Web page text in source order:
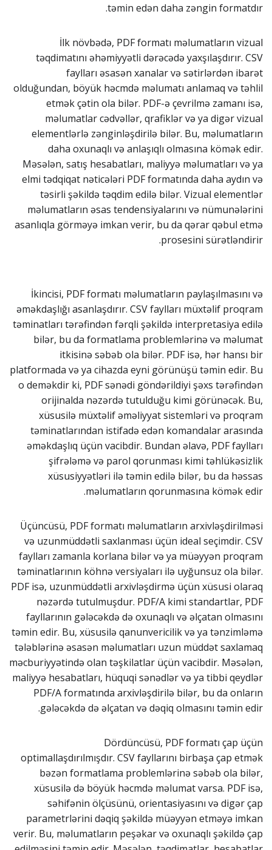
təmin edən daha zəngin formatdır.
İlk növbədə, PDF formatı məlumatların vizual
təqdimatını əhəmiyyətli dərəcədə yaxşılaşdırır. CSV
faylları əsasən xanalar və sətirlərdən ibarət
olduğundan, böyük həcmdə məlumatı anlamaq və təhlil
etmək çətin ola bilər. PDF-ə çevrilmə zamanı isə,
məlumatlar cədvəllər, qrafiklər və ya digər vizual
elementlərlə zənginləşdirilə bilər. Bu, məlumatların
daha oxunaqlı və anlaşıqlı olmasına kömək edir.
Məsələn, satış hesabatları, maliyyə məlumatları və ya
elmi tədqiqat nəticələri PDF formatında daha aydın və
təsirli şəkildə təqdim edilə bilər. Vizual elementlər
məlumatların əsas tendensiyalarını və nümunələrini
asanlıqla görməyə imkan verir, bu da qərar qəbul etmə
prosesini sürətləndirir.
İkincisi, PDF formatı məlumatların paylaşılmasını və
əməkdaşlığı asanlaşdırır. CSV faylları müxtəlif proqram
təminatları tərəfindən fərqli şəkildə interpretasiya edilə
bilər, bu da formatlama problemlərinə və məlumat
itkisinə səbəb ola bilər. PDF isə, hər hansı bir
platformada və ya cihazda eyni görünüşü təmin edir. Bu
o deməkdir ki, PDF sənədi göndərildiyi şəxs tərəfindən
orijinalda nəzərdə tutulduğu kimi görünəcək. Bu,
xüsusilə müxtəlif əməliyyat sistemləri və proqram
təminatlarından istifadə edən komandalar arasında
əməkdaşlıq üçün vacibdir. Bundan əlavə, PDF faylları
şifrələmə və parol qorunması kimi təhlükəsizlik
xüsusiyyətləri ilə təmin edilə bilər, bu da həssas
məlumatların qorunmasına kömək edir.
Üçüncüsü, PDF formatı məlumatların arxivləşdirilməsi
və uzunmüddətli saxlanması üçün ideal seçimdir. CSV
faylları zamanla korlana bilər və ya müəyyən proqram
təminatlarının köhnə versiyaları ilə uyğunsuz ola bilər.
PDF isə, uzunmüddətli arxivləşdirmə üçün xüsusi olaraq
nəzərdə tutulmuşdur. PDF/A kimi standartlar, PDF
fayllarının gələcəkdə də oxunaqlı və əlçatan olmasını
təmin edir. Bu, xüsusilə qanunvericilik və ya tənzimləmə
tələblərinə əsasən məlumatları uzun müddət saxlamaq
məcburiyyətində olan təşkilatlar üçün vacibdir. Məsələn,
maliyyə hesabatları, hüquqi sənədlər və ya tibbi qeydlər
PDF/A formatında arxivləşdirilə bilər, bu da onların
gələcəkdə də əlçatan və dəqiq olmasını təmin edir.
Dördüncüsü, PDF formatı çap üçün
optimallaşdırılmışdır. CSV fayllarını birbaşa çap etmək
bəzən formatlama problemlərinə səbəb ola bilər,
xüsusilə də böyük həcmdə məlumat varsa. PDF isə,
səhifənin ölçüsünü, orientasiyasını və digər çap
parametrlərini dəqiq şəkildə müəyyən etməyə imkan
verir. Bu, məlumatların peşəkar və oxunaqlı şəkildə çap